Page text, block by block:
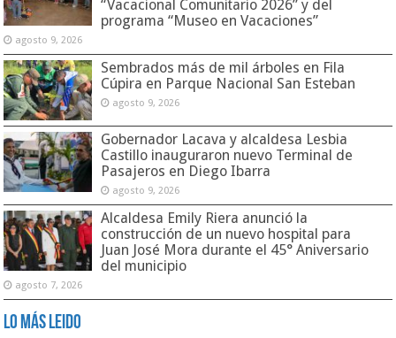
“Vacacional Comunitario 2026” y del
programa “Museo en Vacaciones”
agosto 9, 2026
Sembrados más de mil árboles en Fila
Cúpira en Parque Nacional San Esteban
agosto 9, 2026
Gobernador Lacava y alcaldesa Lesbia
Castillo inauguraron nuevo Terminal de
Pasajeros en Diego Ibarra
agosto 9, 2026
Alcaldesa Emily Riera anunció la
construcción de un nuevo hospital para
Juan José Mora durante el 45° Aniversario
del municipio
agosto 7, 2026
Lo Más Leido